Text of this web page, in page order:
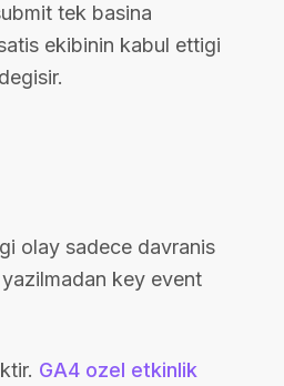
tek basina
ekibinin kabul ettigi
olay sadece davranis
key event
GA4 ozel etkinlik